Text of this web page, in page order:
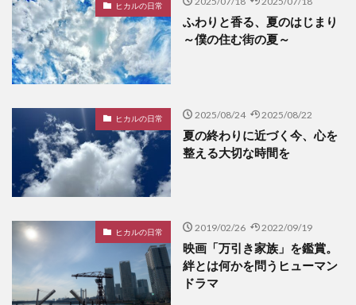
ヒカルの日常
ふわりと香る、夏のはじまり
～僕の住む街の夏～
ヒカルの日常 2025/08/24 2025/08/22
夏の終わりに近づく今、心を
整える大切な時間を
ヒカルの日常 2019/02/26 2022/09/19
映画「万引き家族」を鑑賞。
絆とは何かを問うヒューマン
ドラマ